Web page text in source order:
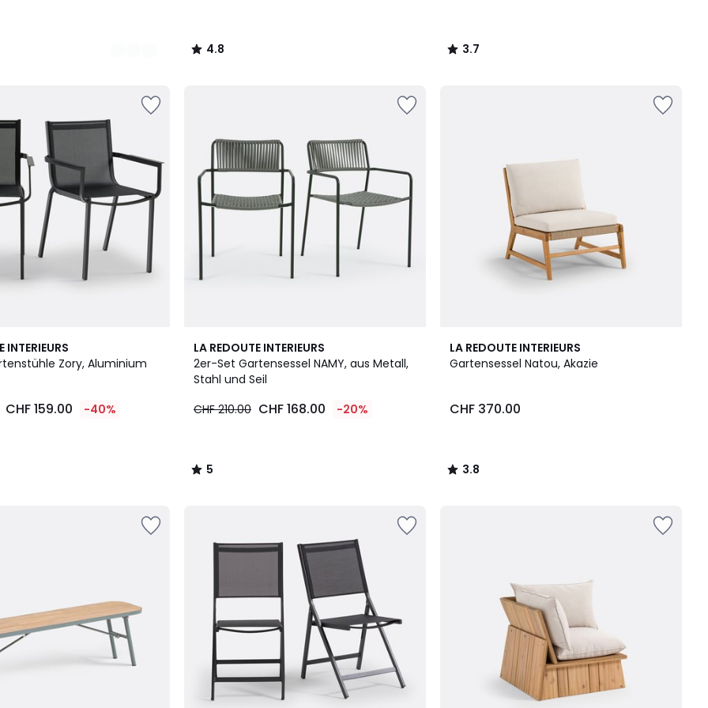
4.8
/
3.7
/
INTERIEURS
Zory, Aluminium
CHF 159.00 -40%
LA REDOUTE INTERIEURS
2er-Set Gartensessel NAMY, aus Metall,
Stahl und Seil
CHF 210.00 CHF 168.00 -20%
5
/
5
5
/
LA REDOUTE INTERIEURS
Gartensessel Natou, Akazie
CHF 370.00
3.8
/ 5
3.8
/